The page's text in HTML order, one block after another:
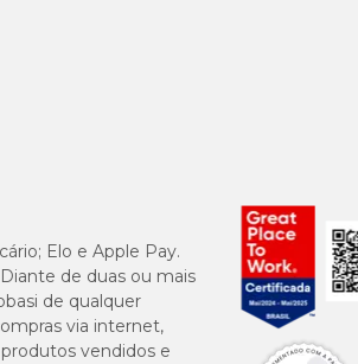
900mg/kg
18mg/kg
Elo e Apple Pay.
de duas ou mais
de qualquer
via internet,
produtos vendidos e